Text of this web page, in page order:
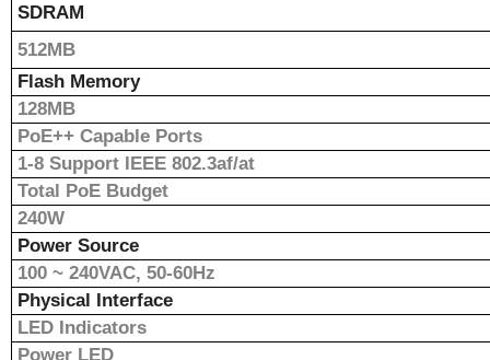
SDRAM
512MB
Flash Memory
128MB
PoE++ Capable Ports
1-8 Support IEEE 802.3af/at
Total PoE Budget
240W
Power Source
100 ~ 240VAC, 50-60Hz
Physical Interface
LED Indicators
Power LED